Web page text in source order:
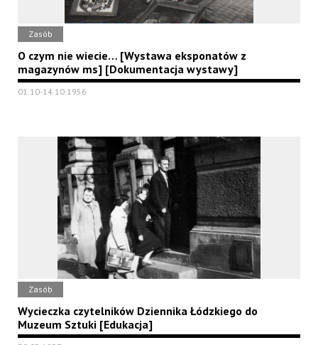
Zasób
O czym nie wiecie… [Wystawa eksponatów z
magazynów ms] [Dokumentacja wystawy]
01.10-14.10.1956
Zasób
Wycieczka czytelników Dziennika Łódzkiego do
Muzeum Sztuki [Edukacja]